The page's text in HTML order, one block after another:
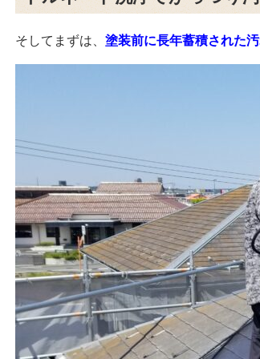
そしてまずは、 塗装前に長年蓄積された